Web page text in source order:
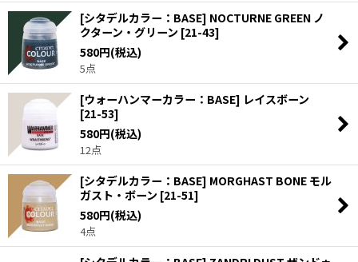
[シタデルカラー：BASE] NOCTURNE GREEN ノ
クターン・グリーン [21-43]
580円(税込)
5点
[ウォーハンマーカラー：BASE] レイスボーン
[21-53]
580円(税込)
12点
[シタデルカラー：BASE] MORGHAST BONE モル
ガスト・ボーン [21-51]
580円(税込)
4点